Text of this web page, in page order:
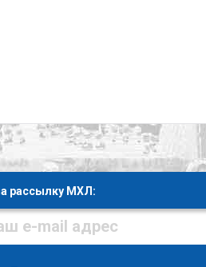
рассылку МХЛ: